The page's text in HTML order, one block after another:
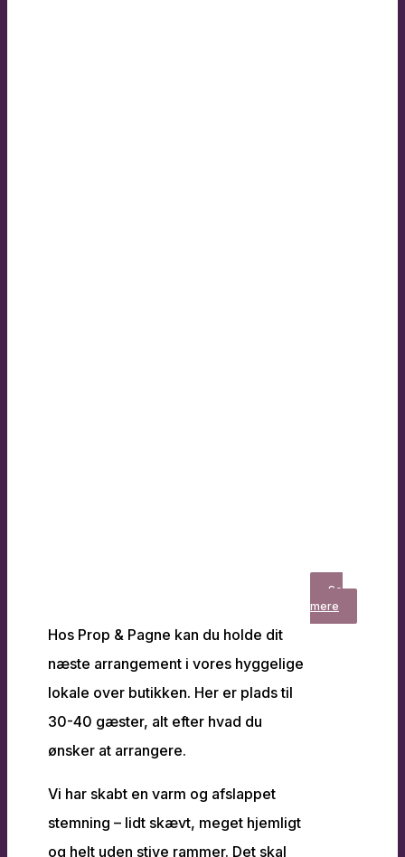
Hos Prop & Pagne kan du holde dit
næste arrangement i vores hyggelige
lokale over butikken. Her er plads til
30-40 gæster, alt efter hvad du
ønsker at arrangere.
Vi har skabt en varm og afslappet
stemning – lidt skævt, meget hjemligt
og helt uden stive rammer. Det skal
Se
mere